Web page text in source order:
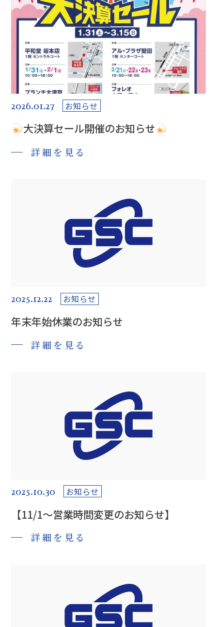
2026.01.27 お知らせ
大決算セール開催のお知らせ
詳細を見る
2025.12.22 お知らせ
年末年始休業のお知らせ
詳細を見る
2025.10.30 お知らせ
【11/1～営業時間変更のお知らせ】
詳細を見る